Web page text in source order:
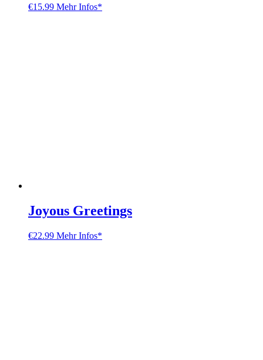
€15.99 Mehr Infos*
Joyous Greetings
€22.99 Mehr Infos*